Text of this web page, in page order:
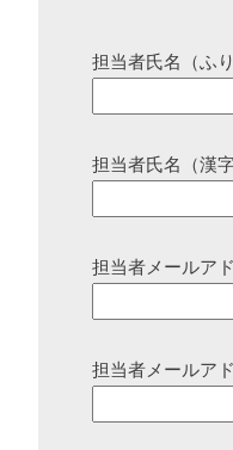
担当者氏名（ふり
担当者氏名（漢字
担当者メールア
担当者メールア